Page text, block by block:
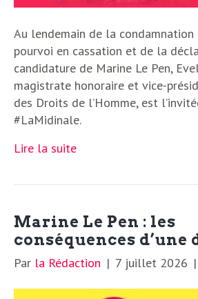
Au lendemain de la condamnation
pourvoi en cassation et de la
candidature de Marine Le Pen,
magistrate honoraire et vice-
des Droits de l’Homme, est
#LaMidinale.
Lire la suite
Marine Le Pen : les
conséquences d’une
Par la Rédaction | 7 juillet 2026 |